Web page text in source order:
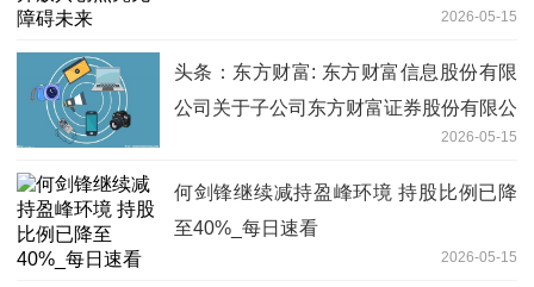
2026-05-15
头条：东方财富: 东方财富信息股份有限
公司关于子公司东方财富证券股份有限公
司2025年度第十一期短期融资券兑付完
成的公告
2026-05-15
何剑锋继续减持盈峰环境 持股比例已降
至40%_每日速看
2026-05-15